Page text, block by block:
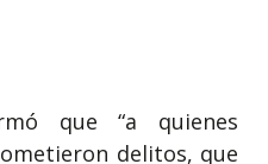
que “a quienes
delitos, que